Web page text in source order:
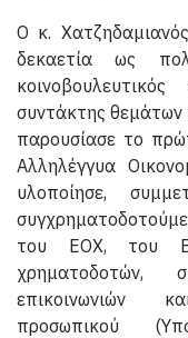
Ο κ.
δεκαετία ως
συντάκτης θεμάτων
παρουσίασε το
Αλληλέγγυα
υλοποίησε,
του ΕΟΧ, του
χρηματοδοτών,
επικοινωνιών
προσωπικού